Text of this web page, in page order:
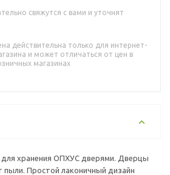
свяжутся с вами и уточнят
действительна только для интернет-
и может отличаться от цен в
магазинах
хранения ОПХУС дверями. Дверцы
Простой лаконичный дизайн